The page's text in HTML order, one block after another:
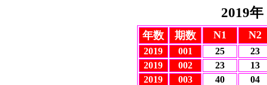
2019
年数 期数 N1 N2
2019 001 25
23
2019
002 23
13
2019
003 40
04